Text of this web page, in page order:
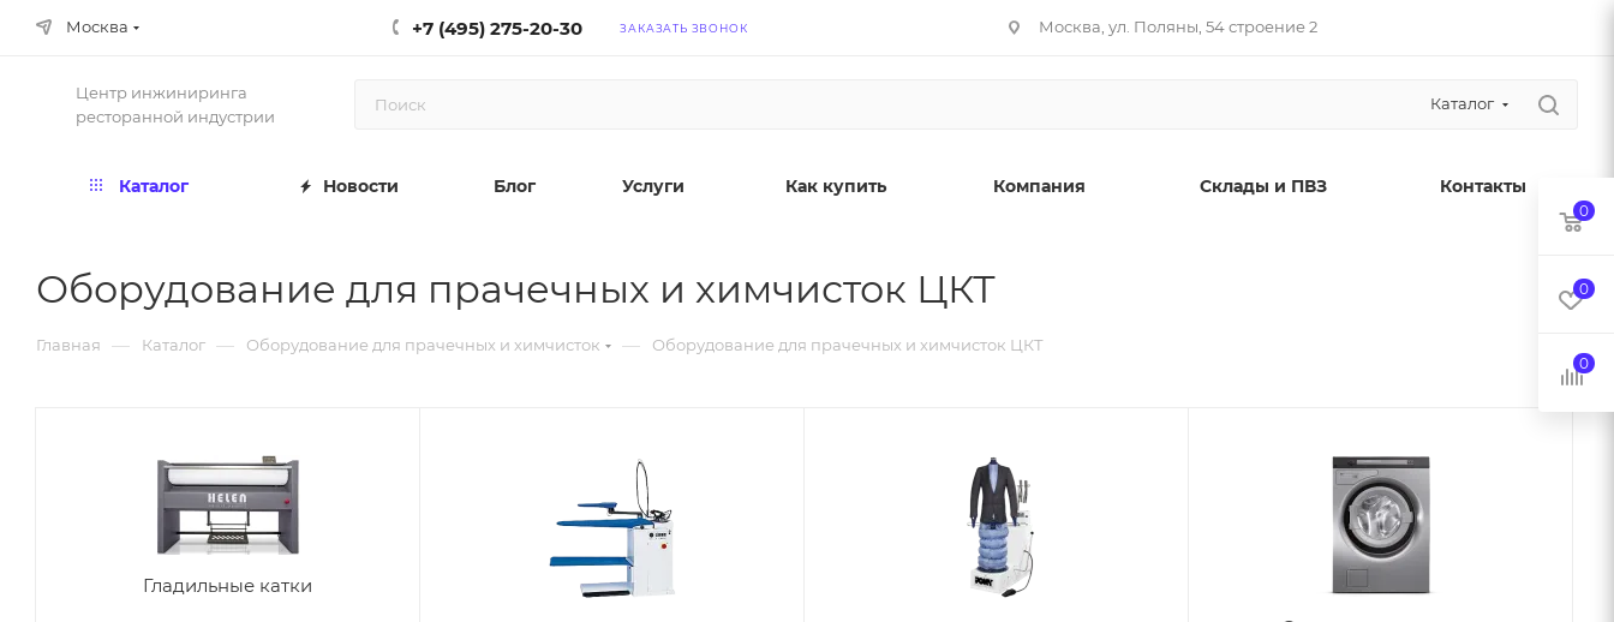
Москва +7 (495) 275-20-30 ЗАКАЗАТЬ ЗВОНОК Москва, ул. Поляны, 54 строение 2
Центр инжиниринга
ресторанной индустрии
Каталог
Каталог Новости Блог Услуги Как купить Компания Склады и ПВЗ Контакты
Оборудование для прачечных и химчисток ЦКТ
Главная — Каталог — Оборудование для прачечных и химчисток — Оборудование для прачечных и химчисток ЦКТ
Гладильные катки
0
0
0